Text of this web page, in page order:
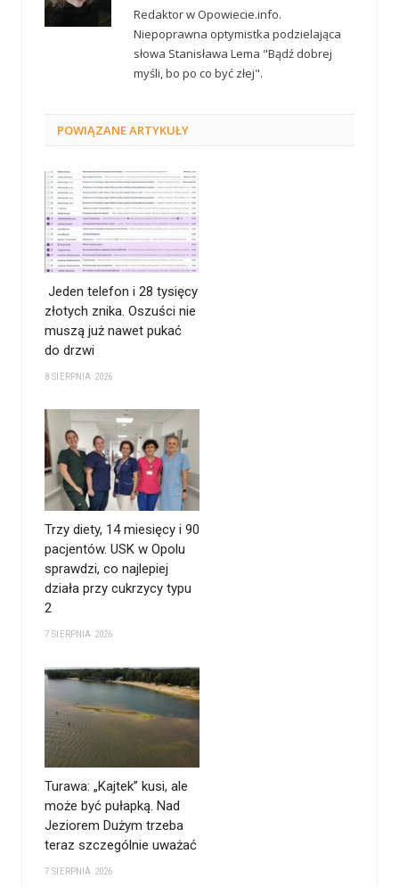
Redaktor w Opowiecie.info.
Niepoprawna optymistka podzielająca
słowa Stanisława Lema "Bądź dobrej
myśli, bo po co być złej".
POWIĄZANEARTYKUŁY
Jeden telefon i 28 tysięcy
złotych znika. Oszuści nie
muszą już nawet pukać
do drzwi
8 SIERPNIA 2026
Trzy diety, 14 miesięcy i 90
pacjentów. USK w Opolu
sprawdzi, co najlepiej
działa przy cukrzycy typu
2
7 SIERPNIA 2026
Turawa: „Kajtek” kusi, ale
może być pułapką. Nad
Jeziorem Dużym trzeba
teraz szczególnie uważać
7 SIERPNIA 2026